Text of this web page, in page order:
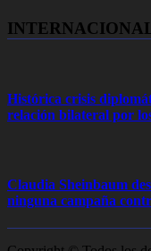
Histórica crisis
relación bilateral por
Claudia Sheinbaum
ninguna campaña